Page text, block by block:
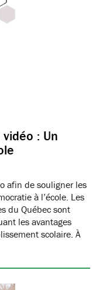
: Un
afin de souligner les
à l’école. Les
du Québec sont
les avantages
scolaire. À